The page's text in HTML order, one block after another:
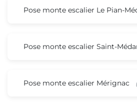
Pose monte escalier Le Pian-
Pose monte escalier Saint-
Pose monte escalier Mérignac